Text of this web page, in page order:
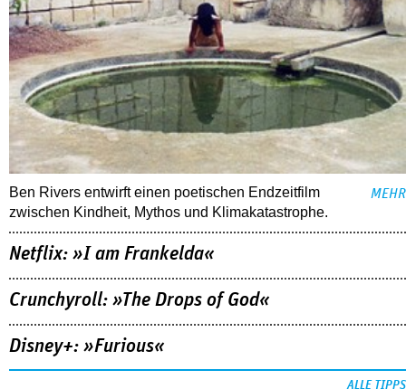
Ben Rivers entwirft einen poetischen Endzeitfilm
zwischen Kindheit, Mythos und Klimakatastrophe.
MEHR
Netflix: »I am Frankelda«
Crunchyroll: »The Drops of God«
Disney+: »Furious«
ALLE TIPPS